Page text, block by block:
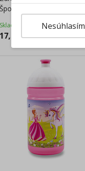
Športové auto
Skladom
17,85 €
Nesúhlasím